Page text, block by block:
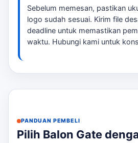
kami memastikan semua detail,
dan titik listrik, diperhatikan untuk
saat pemasangan. Sebagai
pembuatan balon gate Depok
Checklist Sebelum Memesan
Pastikan akses listrik tersedia
Konfirmasi waktu loading
Sebelum memesan, pastikan
logo sudah sesuai. Kirim file
deadline untuk memastikan
waktu. Hubungi kami untuk
PANDUAN PEMBELI
Pilih Balon Gate